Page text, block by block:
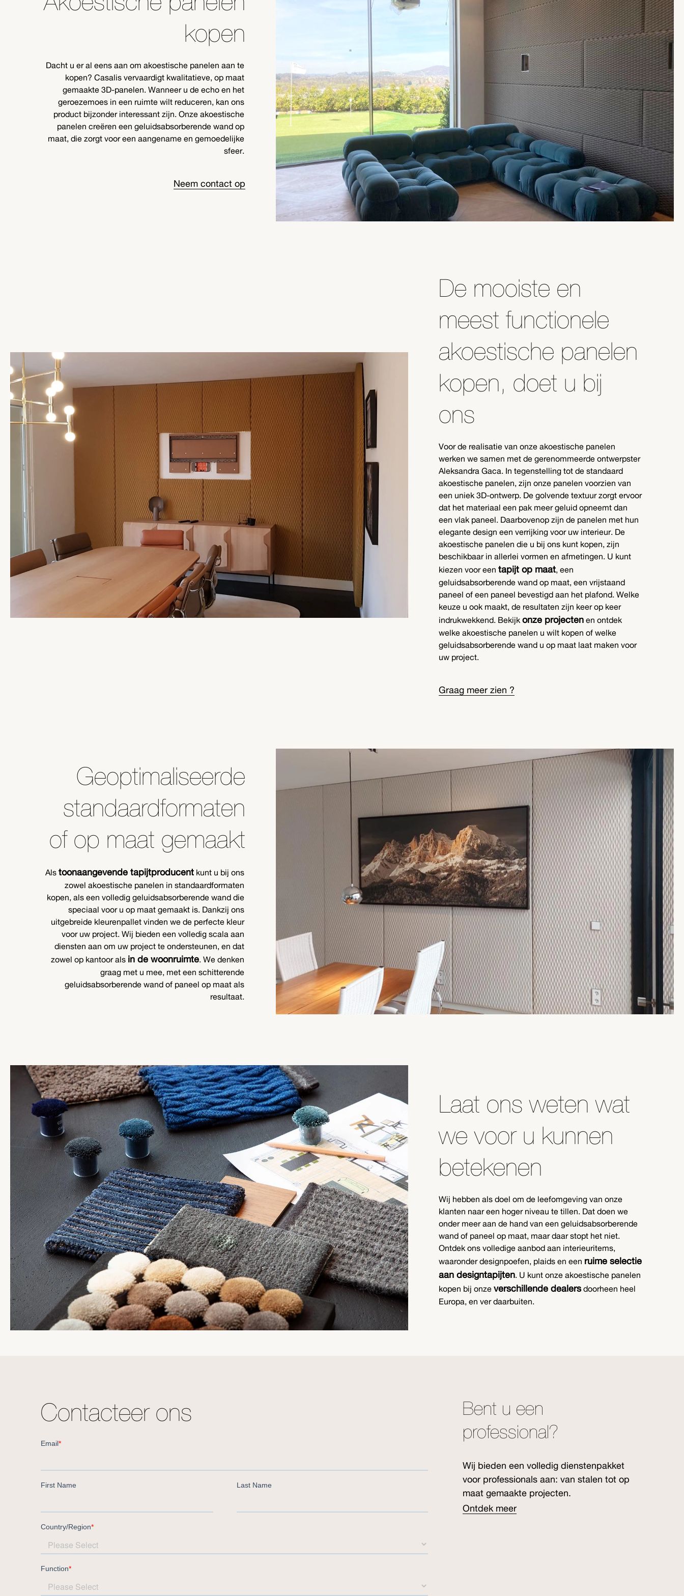
kopen
Dacht u er al eens aan om akoestische panelen aan te
kopen? Casalis vervaardigt kwalitatieve, op maat
gemaakte 3D-panelen. Wanneer u de echo en het
geroezemoes in een ruimte wilt reduceren, kan ons
product bijzonder interessant zijn. Onze akoestische
panelen creëren een geluidsabsorberende wand op
maat, die zorgt voor een aangename en gemoedelijke
sfeer.
Neem contact op
De mooiste en
meest functionele
akoestische panelen
kopen, doet u bij
ons
Voor de realisatie van onze akoestische panelen
werken we samen met de gerenommeerde ontwerpster
Aleksandra Gaca. In tegenstelling tot de standaard
akoestische panelen, zijn onze panelen voorzien van
een uniek 3D-ontwerp. De golvende textuur zorgt ervoor
dat het materiaal een pak meer geluid opneemt dan
een vlak paneel. Daarbovenop zijn de panelen met hun
elegante design een verrijking voor uw interieur. De
akoestische panelen die u bij ons kunt kopen, zijn
beschikbaar in allerlei vormen en afmetingen. U kunt
kiezen voor eentapijt op maat, een
geluidsabsorberende wand op maat, een vrijstaand
paneel of een paneel bevestigd aan het plafond. Welke
keuze u ook maakt, de resultaten zijn keer op keer
indrukwekkend. Bekijkonze projecten en ontdek
welke akoestische panelen u wilt kopen of welke
geluidsabsorberende wand u op maat laat maken voor
uw project.
Graag meer zien ?
Geoptimaliseerde
standaardformaten
of op maat gemaakt
Als toonaangevende tapijtproducent kunt u bij ons
zowel akoestische panelen in standaardformaten
kopen, als een volledig geluidsabsorberende wand die
speciaal voor u op maat gemaakt is. Dankzij ons
uitgebreide kleurenpallet vinden we de perfecte kleur
voor uw project. Wij bieden een volledig scala aan
diensten aan om uw project te ondersteunen, en dat
zowel op kantoor als in de woonruimte. We denken
graag met u mee, met een schitterende
geluidsabsorberende wand of paneel op maat als
resultaat.
Laat ons weten wat
we voor u kunnen
betekenen
Wij hebben als doel om de leefomgeving van onze
klanten naar een hoger niveau te tillen. Dat doen we
onder meer aan de hand van een geluidsabsorberende
wand of paneel op maat, maar daar stopt het niet.
Ontdek ons volledige aanbod aan interieuritems,
waaronder designpoefen, plaids en een ruime selectie
aan designtapijten. U kunt onze akoestische panelen
kopen bij onzeverschillende dealersdoorheen heel
Europa, en ver daarbuiten.
Contacteer ons
Bent u een
professional?
Wij bieden een volledig dienstenpakket
voor professionals aan: van stalen tot op
maat gemaakte projecten.
Ontdek meer